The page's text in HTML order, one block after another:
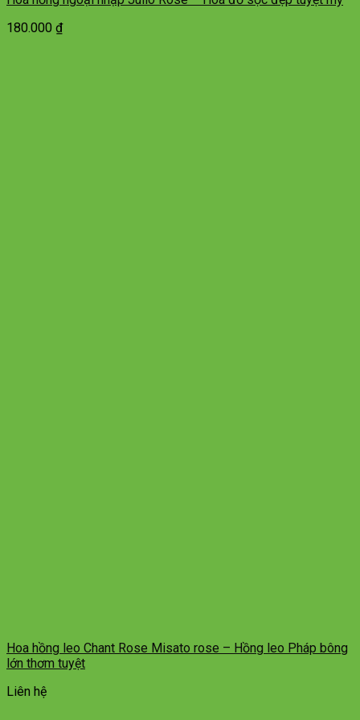
180.000 ₫
Hoa hồng leo Chant Rose Misato rose – Hồng leo Pháp bông
lớn thơm tuyệt
Liên hệ